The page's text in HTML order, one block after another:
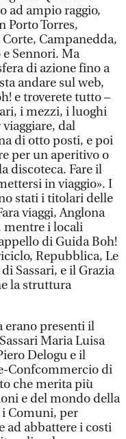
ad ampio raggio,
Porto Torres,
Campanedda,
Sennori. Ma
di azione fino a
andare sul web,
e troverete tutto –
i mezzi, i luoghi
dal
di otto posti, e poi
per un aperitivo o
discoteca. Fare il
in viaggio». I
stati i titolari delle
viaggi, Anglona
mentre i locali
di Guida Boh!
Repubblica, Le
Sassari, e il Grazia
la struttura
erano presenti il
Maria Luisa
Delogu e il
Confcommercio di
che merita più
e del mondo della
i Comuni, per
ad abbattere i costi